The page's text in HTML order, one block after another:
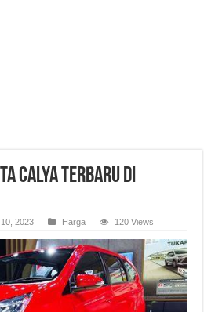
Calya Terbaru di
2023 Harga 120 Views